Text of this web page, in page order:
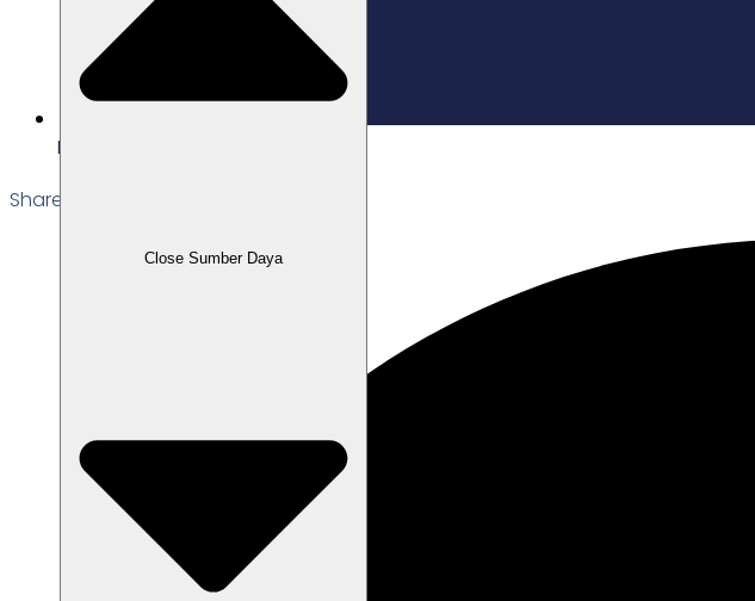
Close Sumber Daya
Edited: 10/07/2026
Share the Post: